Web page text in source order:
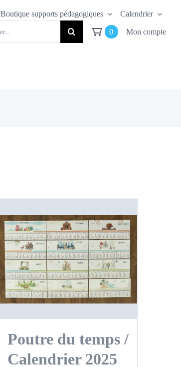
Boutique supports pédagogiques Calendrier
0 Mon compte
Poutre du temps /
Calendrier 2025